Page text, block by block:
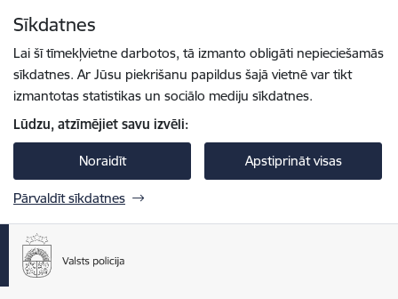
Sīkdatnes
Lai šī tīmekļvietne darbotos, tā izmanto obligāti nepieciešamās
sīkdatnes. Ar Jūsu piekrišanu papildus šajā vietnē var tikt
izmantotas statistikas un sociālo mediju sīkdatnes.
Lūdzu, atzīmējiet savu izvēli:
Noraidīt Apstiprināt visas
Pārvaldīt sīkdatnes